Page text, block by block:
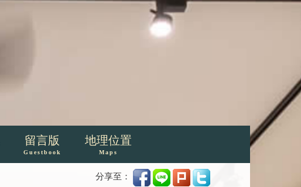
留言版
Guestbook
地理位置
Maps
分享至：